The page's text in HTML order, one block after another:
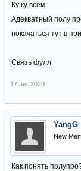
Ку ку всем
Адекватный полу
покачаться тут в
Связь фулл
17 авг 2020
YangG
New
Как понять